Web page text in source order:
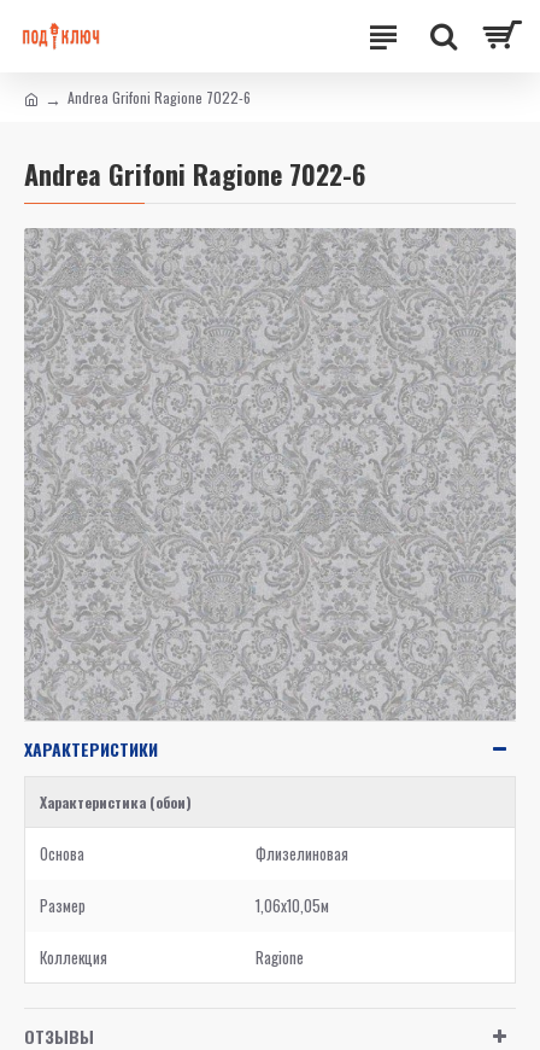
Andrea Grifoni Ragione 7022-6
Andrea Grifoni Ragione 7022-6
ХАРАКТЕРИСТИКИ
Характеристика (обои)
Основа Флизелиновая
Размер 1,06x10,05м
Коллекция Ragione
ОТЗЫВЫ